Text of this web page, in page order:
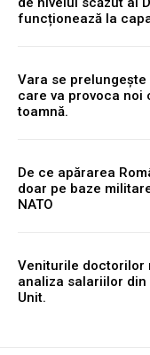
funcționează la
Vara se
care va provoca noi
toamnă.
De ce apărarea
doar pe baze
NATO
Veniturile doctorilor
analiza salariilor din
Unit.